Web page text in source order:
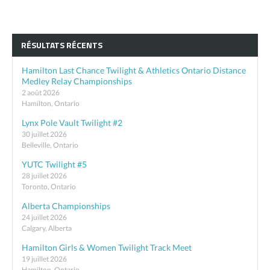
RÉSULTATS RÉCENTS
Hamilton Last Chance Twilight & Athletics Ontario Distance
Medley Relay Championships
2 août 2026
Hamilton, Ontario
Lynx Pole Vault Twilight #2
30 juillet 2026
Belleville, Ontario
YUTC Twilight #5
28 juillet 2026
Toronto, Ontario
Alberta Championships
24 juillet 2026
Calgary, Alberta
Hamilton Girls & Women Twilight Track Meet
19 juillet 2026